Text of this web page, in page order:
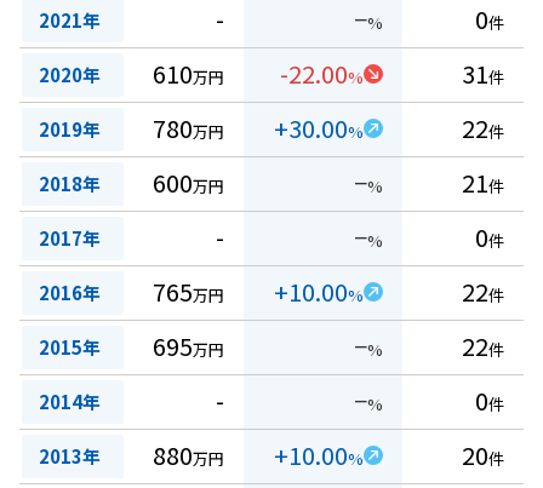
2021年 - −% 0件
2020年 610万円 -22.00% 31件
2019年 780万円 +30.00% 22件
2018年 600万円 −% 21件
2017年 - −% 0件
2016年 765万円 +10.00% 22件
2015年 695万円 −% 22件
2014年 - −% 0件
2013年 880万円 +10.00% 20件